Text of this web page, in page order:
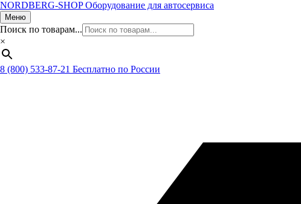
NORDBERG-SHOP Оборудование для автосервиса
Меню
Поиск по товарам...
×
8 (800) 533-87-21 Бесплатно по России